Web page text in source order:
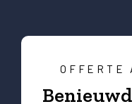
OFFERTE